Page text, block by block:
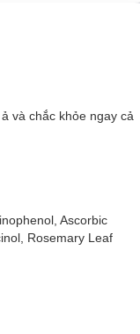
và chắc khỏe ngay cả
Ascorbic
Rosemary Leaf